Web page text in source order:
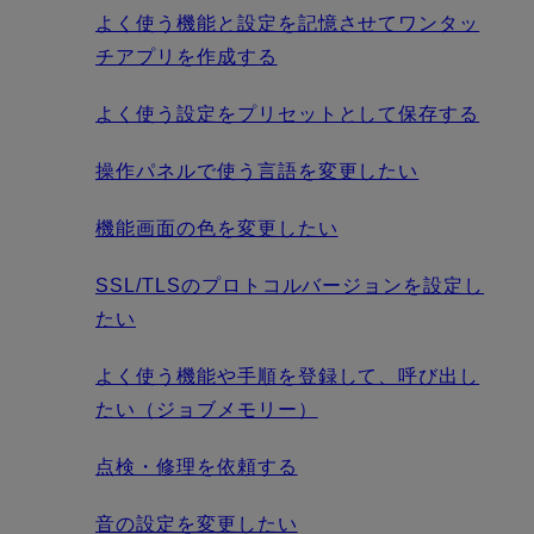
よく使う機能と設定を記憶させてワンタッ
チアプリを作成する
よく使う設定をプリセットとして保存する
操作パネルで使う言語を変更したい
機能画面の色を変更したい
SSL/TLSのプロトコルバージョンを設定し
たい
よく使う機能や手順を登録して、呼び出し
たい（ジョブメモリー）
点検・修理を依頼する
音の設定を変更したい